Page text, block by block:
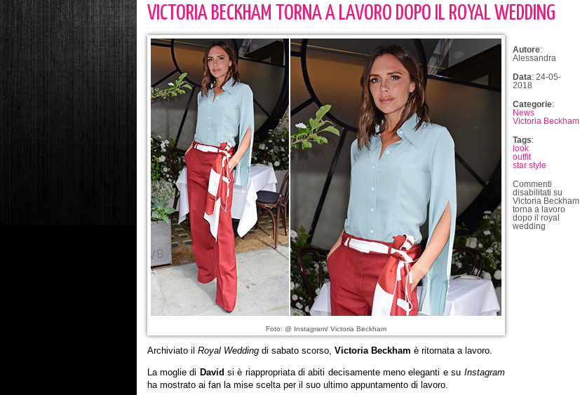
VICTORIA BECKHAM TORNA A LAVORO DOPO IL ROYAL WEDDING
Foto: @ Instagram/ Victoria Beckham
Archiviato il Royal Weddingdi sabato scorso, Victoria Beckham è ritornata a lavoro.
La moglie di David si è riappropriata di abiti decisamente meno eleganti e su Instagram
ha mostrato ai fan la mise scelta per il suo ultimo appuntamento di lavoro.
Autore:
Alessandra
Data: 24-05-
2018
Categorie:
News
Victoria Beckham
Tags:
look
outfit
star style
Commenti
disabilitati su
Victoria Beckham
torna a lavoro
dopo il royal
wedding